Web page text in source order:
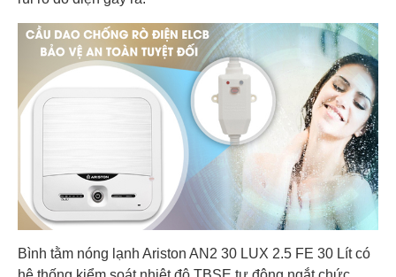
Bình tằm nóng lạnh Ariston AN2 30 LUX 2.5 FE 30 Lít có